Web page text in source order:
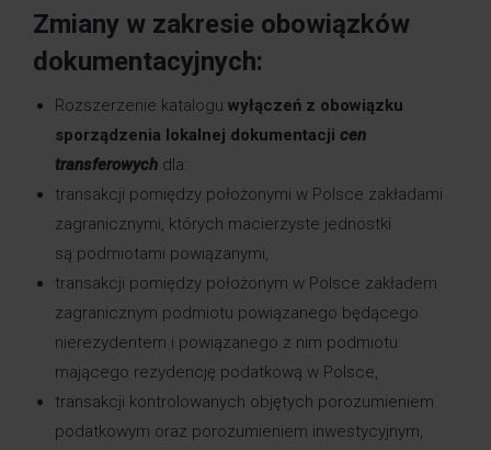
Zmiany w zakresie obowiązków
dokumentacyjnych:
Rozszerzenie katalogu wyłączeń z obowiązku
sporządzenia lokalnej dokumentacji cen
transferowych dla:
transakcji pomiędzy położonymi w Polsce zakładami
zagranicznymi, których macierzyste jednostki
są podmiotami powiązanymi,
transakcji pomiędzy położonym w Polsce zakładem
zagranicznym podmiotu powiązanego będącego
nierezydentem i powiązanego z nim podmiotu
mającego rezydencję podatkową w Polsce,
transakcji kontrolowanych objętych porozumieniem
podatkowym oraz porozumieniem inwestycyjnym,